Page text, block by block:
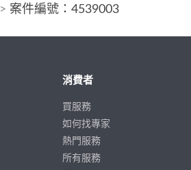
> 案件編號：4539003
消費者
買服務
如何找專家
熱門服務
所有服務